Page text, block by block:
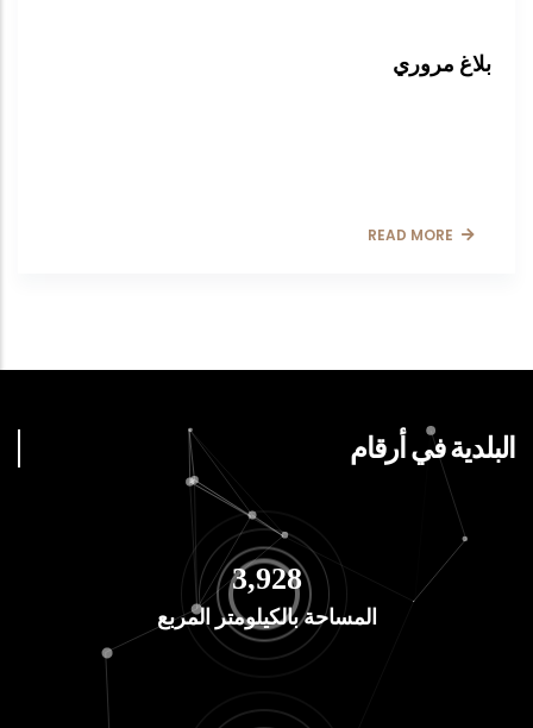
بلاغ مروري
READ MORE
البلدية في أرقام
4,681
المساحة بالكيلومتر المربع